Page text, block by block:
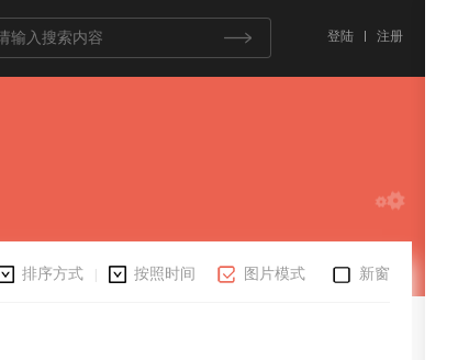
登陆 注册
新窗
图片模式
排序方式 按照时间